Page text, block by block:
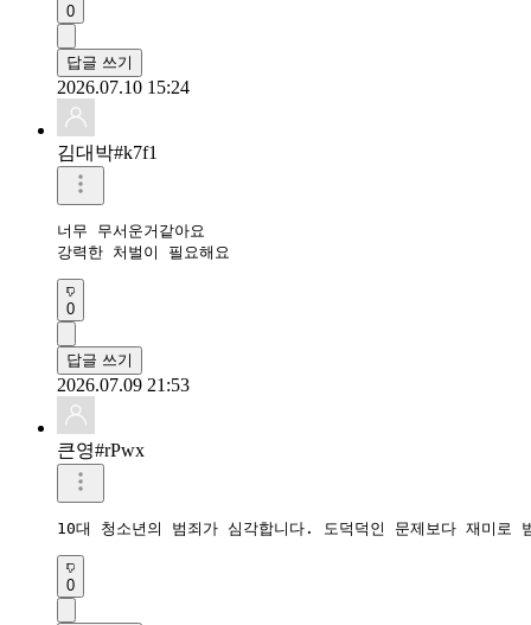
0
답글 쓰기
2026.07.10 15:24
김대박#k7f1
너무 무서운거같아요
강력한 처벌이 필요해요
0
답글 쓰기
2026.07.09 21:53
큰영#rPwx
10대 청소년의 범죄가 심각합니다. 도덕덕인 문제보다 재미로
0